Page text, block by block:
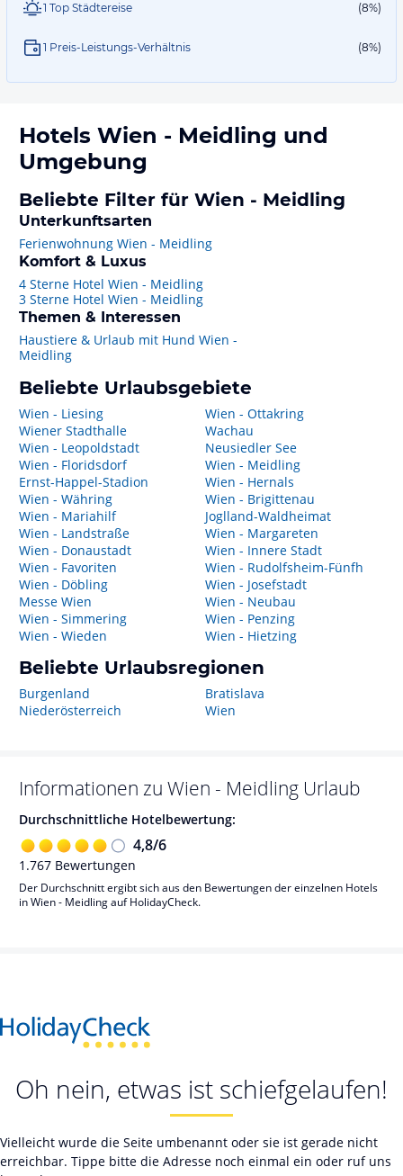
1 Top Städtereise (8%)
1 Preis-Leistungs-Verhältnis (8%)
Hotels Wien - Meidling und
Umgebung
Beliebte Filter für Wien - Meidling
Unterkunftsarten
Ferienwohnung Wien - Meidling
Komfort & Luxus
4 Sterne Hotel Wien - Meidling
3 Sterne Hotel Wien - Meidling
Themen & Interessen
Haustiere & Urlaub mit Hund Wien -
Meidling
Beliebte Urlaubsgebiete
Wien - Liesing
Wiener Stadthalle
Wien - Leopoldstadt
Wien - Floridsdorf
Ernst-Happel-Stadion
Wien - Währing
Wien - Mariahilf
Wien - Landstraße
Wien - Donaustadt
Wien - Favoriten
Wien - Döbling
Messe Wien
Wien - Simmering
Wien - Wieden
Wien - Ottakring
Wachau
Neusiedler See
Wien - Meidling
Wien - Hernals
Wien - Brigittenau
Joglland-Waldheimat
Wien - Margareten
Wien - Innere Stadt
Wien - Rudolfsheim-Fünfh
Wien - Josefstadt
Wien - Neubau
Wien - Penzing
Wien - Hietzing
Beliebte Urlaubsregionen
Burgenland
Niederösterreich
Bratislava
Wien
Informationen zu Wien - Meidling Urlaub
Durchschnittliche Hotelbewertung:
4,8/6
1.767 Bewertungen
Der Durchschnitt ergibt sich aus den Bewertungen der einzelnen Hotels
in Wien - Meidling auf HolidayCheck.
Oh nein, etwas ist schiefgelaufen!
Vielleicht wurde die Seite umbenannt oder sie ist gerade nicht
erreichbar. Tippe bitte die Adresse noch einmal ein oder ruf uns